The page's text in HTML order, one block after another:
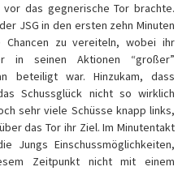
das gegnerische Tor brachte.
JSG in den ersten zehn Minuten
zu vereiteln, wobei ihr
in seinen Aktionen “großer”
beteiligt war. Hinzukam, dass
Schussglück nicht so wirklich
sehr viele Schüsse knapp links,
das Tor ihr Ziel. Im Minutentakt
Jungs Einschussmöglichkeiten,
Zeitpunkt nicht mit einem